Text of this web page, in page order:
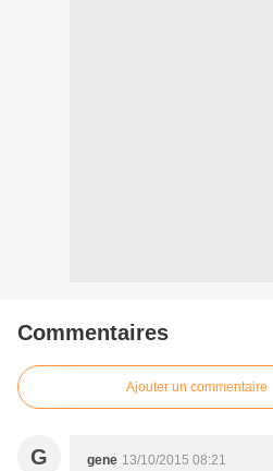
Commentaires
Ajouter un commentaire
G gene 13/10/2015 08:21